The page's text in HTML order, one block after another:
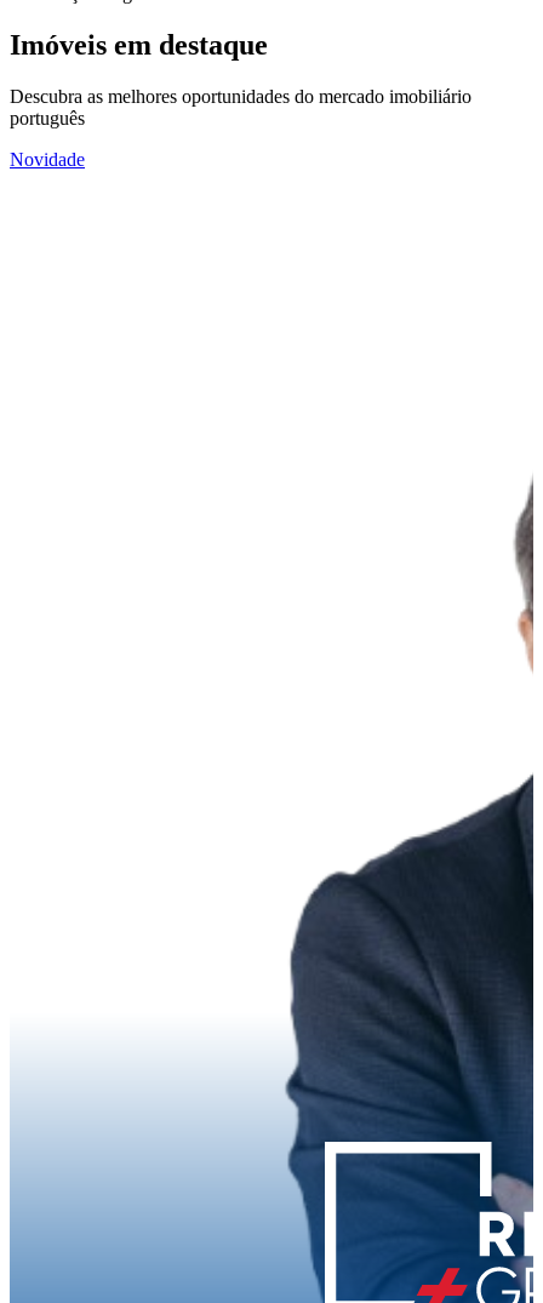
Imóveis em destaque
Descubra as melhores oportunidades do mercado imobiliário
português
Novidade